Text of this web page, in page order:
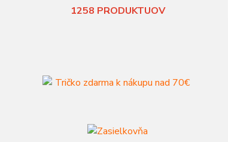
1258 PRODUKTUOV